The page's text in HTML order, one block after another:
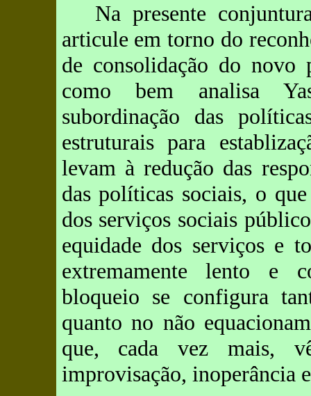
Na presente
articule em torno do
de consolidação do novo
como bem analisa
subordinação das
estruturais para
levam à redução das
das políticas sociais, o
dos serviços sociais
equidade dos serviços e
extremamente lento e
bloqueio se configura
quanto no não
que, cada vez mais,
improvisação, inoperância